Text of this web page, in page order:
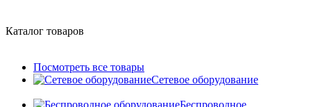
Каталог товаров
Посмотреть все товары
Сетевое оборудование
Беспроводное